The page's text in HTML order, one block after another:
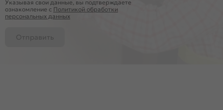
Указывая свои данные, вы подтверждаете
ознакомление c Политикой обработки
персональных данных
Отправить